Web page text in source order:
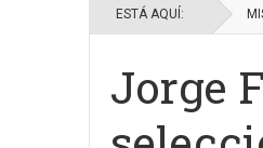
ESTÁ AQUÍ:
Jorge